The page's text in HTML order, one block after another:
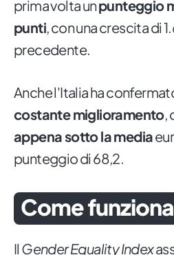
prima volta unpunteggio
punti, con una crescita di
precedente.
Anche l'Italia ha
costante miglioramento,
appena sotto la media
punteggio di 68,2.
Come
Il Gender Equality Index